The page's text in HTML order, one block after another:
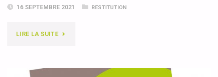
16 SEPTEMBRE 2021 RESTITUTION
LIRE LA SUITE"EVÉNEMENT
RESTITUTION"